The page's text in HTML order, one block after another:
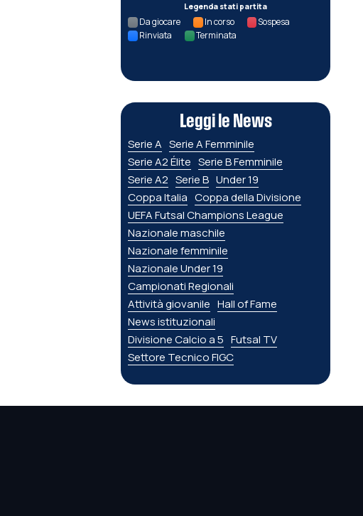
Legenda stati partita
Da giocare In corso
Sospesa
Rinviata
Terminata
Leggi le News
Serie A Serie A Femminile
Serie A2 Élite Serie B Femminile
Serie A2 Serie B Under 19
Coppa Italia Coppa della Divisione
UEFA Futsal Champions League
Nazionale maschile
Nazionale femminile
Nazionale Under 19
Campionati Regionali
Attività giovanile Hall of Fame
News istituzionali
Divisione Calcio a 5 Futsal TV
Settore Tecnico FIGC